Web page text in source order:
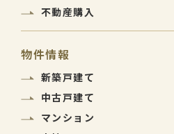
不動産購入
物件情報
新築戸建て
中古戸建て
マンション